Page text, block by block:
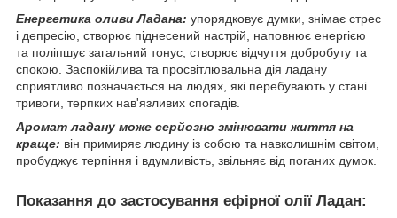
Енергетика оливи Ладана: упорядковує думки, знімає стрес
і депресію, створює піднесений настрій, наповнює енергією
та поліпшує загальний тонус, створює відчуття добробуту та
спокою. Заспокійлива та просвітлювальна дія ладану
сприятливо позначається на людях, які перебувають у стані
тривоги, терпких нав'язливих спогадів.
Аромат ладану може серйозно змінювати життя на
краще: він примиряє людину із собою та навколишнім світом,
пробуджує терпіння і вдумливість, звільняє від поганих думок.
Показання до застосування ефірної олії Ладан: